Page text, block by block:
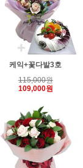
케익+꽃다발3호
115,000원
109,000원